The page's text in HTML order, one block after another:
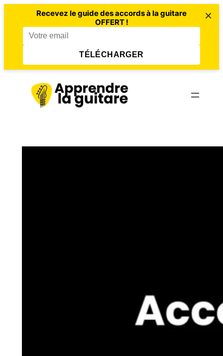
Recevez le guide des accords à la guitare
OFFERT !
TÉLÉCHARGER
×
contenu